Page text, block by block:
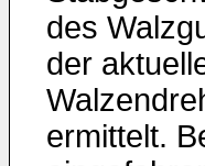
des
der
ermittelt.